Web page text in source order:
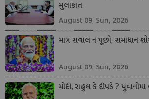
મુલાકાત
August 09, Sun, 2026
માત્ર સવાલ ન પૂછો, સમાધાન
August 09, Sun, 2026
મોદી, રાહુલ કે દીપકે ? યુવાનોમાં